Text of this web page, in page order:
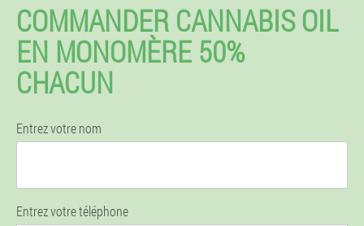
COMMANDER CANNABIS OIL
EN MONOMÈRE 50%
CHACUN
Entrez votre nom
Entrez votre téléphone